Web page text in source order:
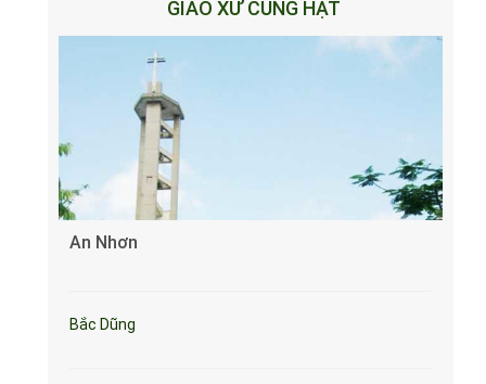
GIÁO XỨ CÙNG HẠT
An Nhơn
Bắc Dũng